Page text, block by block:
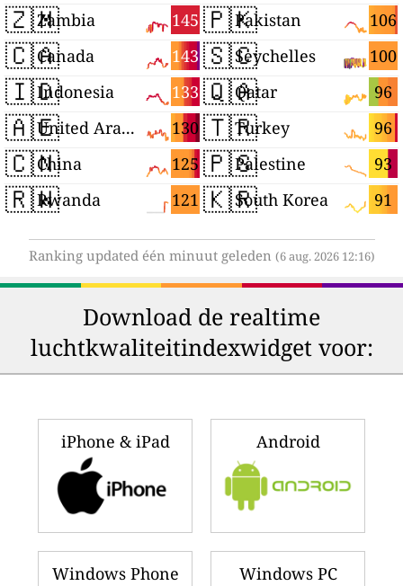
🇿🇲 145
Zambia
🇨🇦 143
Canada
🇮🇩 133
Indonesia
🇦🇪 130
United Arab Emirates
🇨🇳 125
China
🇷🇼 121
Rwanda
🇵🇰 106
Pakistan
🇸🇨 100
Seychelles
🇶🇦 96
Qatar
🇹🇷 96
Turkey
🇵🇸 93
Palestine
🇰🇷 91
South Korea
Ranking updated één minuut geleden (6 aug. 2026 12:16)
Download de realtime
luchtkwaliteitindexwidget voor:
iPhone & iPad Android
Windows Phone Windows PC